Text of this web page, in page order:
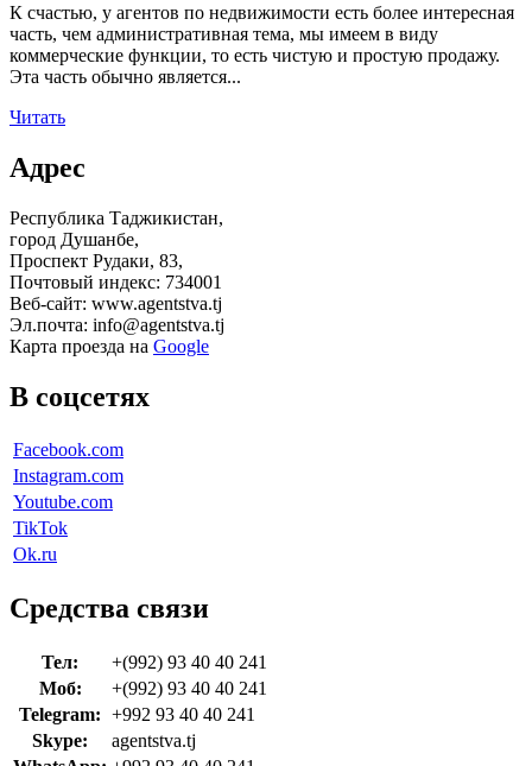
К счастью, у агентов по недвижимости есть более интересная
часть, чем административная тема, мы имеем в виду
коммерческие функции, то есть чистую и простую продажу.
Эта часть обычно является...
Читать
Адрес
Республика Таджикистан,
город Душанбе,
Проспект Рудаки, 83,
Почтовый индекс: 734001
Веб-сайт: www.agentstva.tj
Эл.почта: info@agentstva.tj
Карта проезда на Google
В соцсетях
Facebook.com
Instagram.com
Youtube.com
TikTok
Ok.ru
Средства связи
Тел:
+(992) 93 40 40 241
Моб:
+(992) 93 40 40 241
Telegram: +992 93 40 40 241
Skype:
agentstva.tj